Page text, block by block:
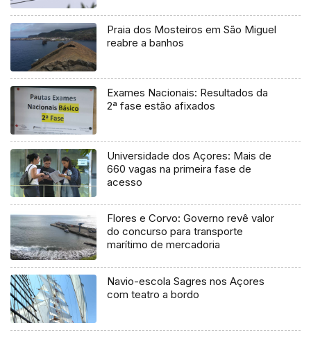
Praia dos Mosteiros em São Miguel
reabre a banhos
Exames Nacionais: Resultados da
2ª fase estão afixados
Universidade dos Açores: Mais de
660 vagas na primeira fase de
acesso
Flores e Corvo: Governo revê valor
do concurso para transporte
marítimo de mercadoria
Navio-escola Sagres nos Açores
com teatro a bordo